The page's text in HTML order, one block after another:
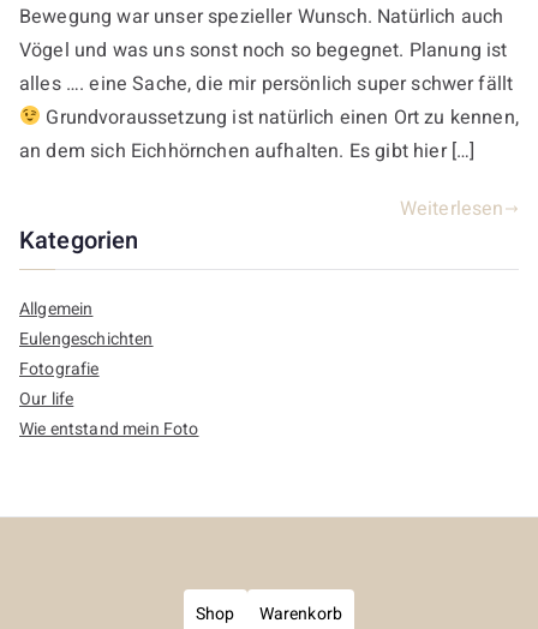
Bewegung war unser spezieller Wunsch. Natürlich auch
Vögel und was uns sonst noch so begegnet. Planung ist
alles …. eine Sache, die mir persönlich super schwer fällt
Grundvoraussetzung ist natürlich einen Ort zu kennen,
an dem sich Eichhörnchen aufhalten. Es gibt hier […]
Weiterlesen
Kategorien
Allgemein
Eulengeschichten
Fotografie
Our life
Wie entstand mein Foto
Shop Warenkorb